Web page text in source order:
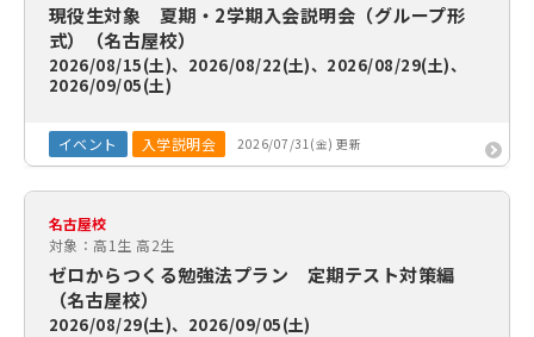
現役生対象 夏期・2学期入会説明会（グループ形
式）（名古屋校）
2026/08/15(土)、2026/08/22(土)、2026/08/29(土)、
2026/09/05(土)
イベント 入学説明会 2026/07/31(金) 更新
名古屋校
対象：高1生 高2生
ゼロからつくる勉強法プラン 定期テスト対策編
（名古屋校）
2026/08/29(土)、2026/09/05(土)